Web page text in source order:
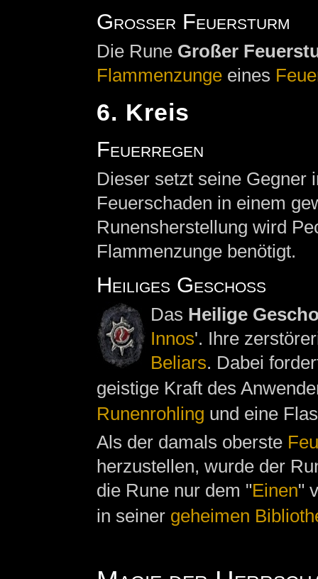
Großer Feuersturm
Die Rune Großer
Flammenzungeeines
6. Kreis
Feuerregen
Dieser setzt seine Gegner
Feuerschaden in einem
Runensherstellung wird
Flammenzunge benötigt.
Heiliges Geschoss
Das Heilige
Innos'. Ihre
Beliars. Dabei
geistige Kraft des
Runenrohling und eine
Als der damals oberste
herzustellen, wurde der
die Rune nur dem "Einen"
in seiner geheimen